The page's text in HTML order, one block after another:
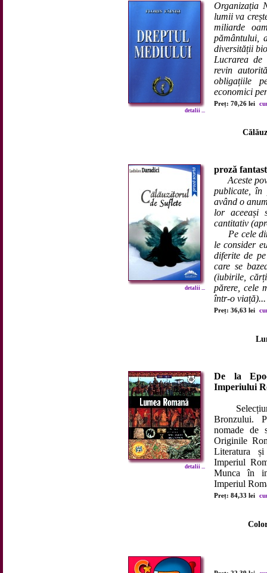
detalii ...
Organizația
lumii va
miliarde
pământului,
diversității
Lucrarea de
revin
obligațiile
economici
Preț: 70,26 lei
detalii ...
proză
Aceste
publicate, în
având o
lor aceeași
cantitativ
Pe cele
le consider
diferite de
care se
(iubirile,
părere, cele
într-o viață)...
Preț: 36,63 lei
detalii ...
De la
Imperiului
Bronzului.
nomade de
Originile
Literatura
Imperiul
Munca în
Imperiul
Preț: 84,33 lei